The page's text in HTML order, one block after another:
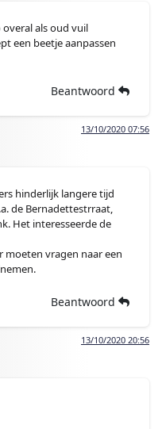
overal als oud vuil
een beetje aanpassen
Beantwoord
13/10/2020 07:56
hinderlijk langere tijd
de Bernadettestrraat,
Het interesseerde de
moeten vragen naar een
Beantwoord
13/10/2020 20:56